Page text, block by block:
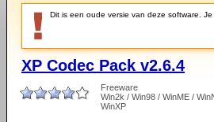
Dit is een oude versie van deze software.
XP Codec Pack v2.6.4
Freeware
Win2k / Win98 / WinME /
WinXP